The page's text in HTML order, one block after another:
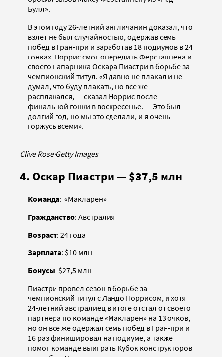
Булл».
В этом году 26-летний англичанин доказал, что
взлет не был случайностью, одержав семь
побед в Гран-при и заработав 18 подиумов в 24
гонках. Норрис смог опередить Ферстаппена и
своего напарника Оскара Пиастри в борьбе за
чемпионский титул. «Я давно не плакал и не
думал, что буду плакать, но все же
расплакался, — сказал Норрис после
финальной гонки в воскресенье. — Это был
долгий год, но мы это сделали, и я очень
горжусь всеми».
Clive Rose·Getty Images
4. Оскар Пиастри — $37,5 млн
Команда: «Макларен»
Гражданство: Австралия
Возраст: 24 года
Зарплата: $10 млн
Бонусы: $27,5 млн
Пиастри провел сезон в борьбе за
чемпионский титул с Ландо Норрисом, и хотя
24-летний австралиец в итоге отстал от своего
партнера по команде «Макларен» на 13 очков,
но он все же одержал семь побед в Гран-при и
16 раз финишировал на подиуме, а также
помог команде выиграть Кубок конструкторов